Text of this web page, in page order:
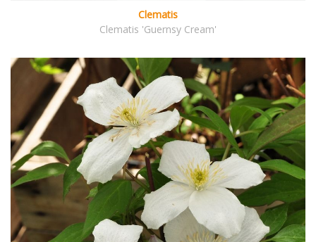
Clematis
Clematis 'Guernsy Cream'